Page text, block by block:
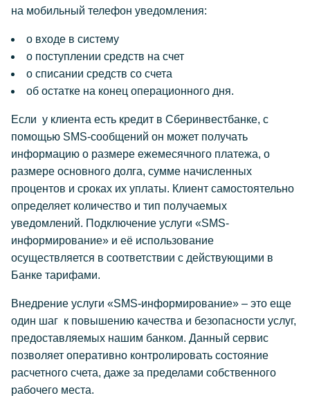
на мобильный телефон уведомления:
о входе в систему
о поступлении средств на счет
о списании средств со счета
об остатке на конец операционного дня.
Если у клиента есть кредит в Сберинвестбанке, с
помощью SMS-сообщений он может получать
информацию о размере ежемесячного платежа, о
размере основного долга, сумме начисленных
процентов и сроках их уплаты. Клиент самостоятельно
определяет количество и тип получаемых
уведомлений. Подключение услуги «SMS-
информирование» и её использование
осуществляется в соответствии с действующими в
Банке тарифами.
Внедрение услуги «SMS-информирование» – это еще
один шаг к повышению качества и безопасности услуг,
предоставляемых нашим банком. Данный сервис
позволяет оперативно контролировать состояние
расчетного счета, даже за пределами собственного
рабочего места.